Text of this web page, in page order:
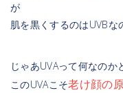
が
肌を黒くするのはUVB
じゃあUVAって何なのか
このUVAこそ老け顔の